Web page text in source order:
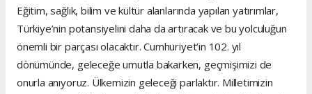
Eğitim, sağlık, bilim ve kültür alanlarında yapılan yatırımlar,
Türkiye’nin potansiyelini daha da artıracak ve bu yolculuğun
önemli bir parçası olacaktır. Cumhuriyet’in 102. yıl
dönümünde, geleceğe umutla bakarken, geçmişimizi de
onurla anıyoruz. Ülkemizin geleceği parlaktır. Milletimizin